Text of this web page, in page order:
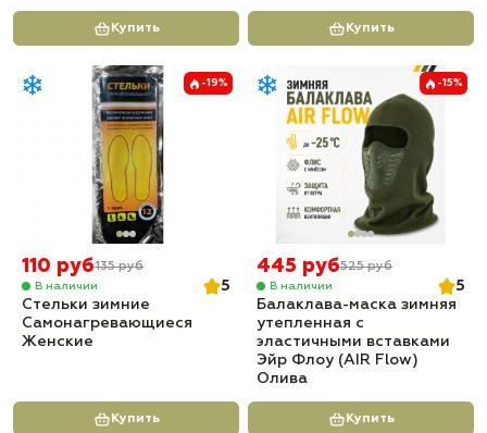
Купить Купить
-19%
110 руб135 руб
В наличии
5
Стельки зимние
Самонагревающиеся
Женские
Купить
-15%
445 руб525 руб
В наличии
5
Балаклава-маска зимняя
утепленная с
эластичными вставками
Эйр Флоу (AIR Flow)
Олива
Купить